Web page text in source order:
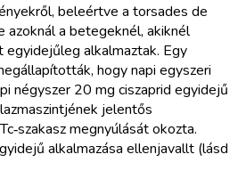
beleértve a torsades de
azoknál a betegeknél, akiknél
alkalmaztak. Egy
hogy napi egyszeri
négyszer 20 mg ciszaprid egyidejű
jelentős
megnyúlását okozta.
alkalmazása ellenjavallt (lásd